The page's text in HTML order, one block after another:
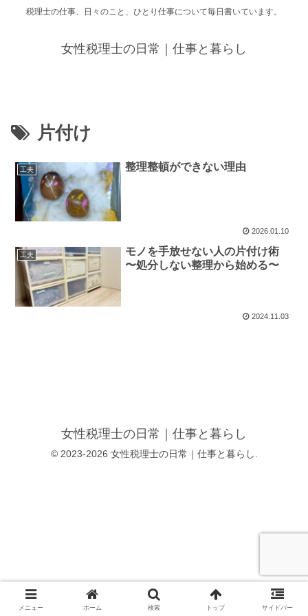
税理士の仕事、日々のこと、ひとり仕事について毎日書いています。
女性税理士の日常｜仕事と暮らし
片付け
工夫 整理整頓ができない理由
2026.01.10
工夫
モノを手放せない人の片付け術
〜処分しない整理から始める〜
2024.11.03
女性税理士の日常｜仕事と暮らし
© 2023-2026 女性税理士の日常｜仕事と暮らし.
メニュー ホーム 検索 トップ サイドバー